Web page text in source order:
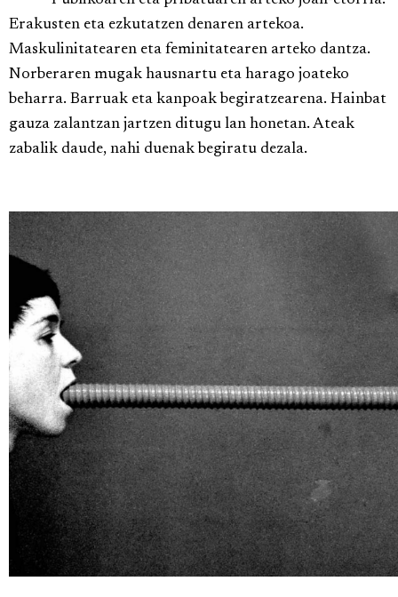
Erakusten eta ezkutatzen denaren artekoa.
Maskulinitatearen eta feminitatearen arteko dantza.
Norberaren mugak hausnartu eta harago joateko
beharra. Barruak eta kanpoak begiratzearena. Hainbat
gauza zalantzan jartzen ditugu lan honetan. Ateak
zabalik daude, nahi duenak begiratu dezala.